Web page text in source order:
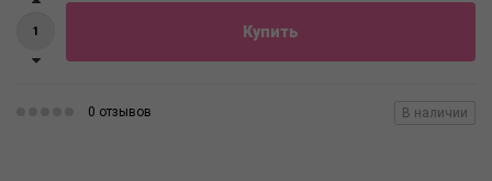
Купить
0 отзывов В наличии